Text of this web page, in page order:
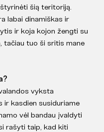
šią teritoriją.
labai dinamiškas ir
ir koja kojon žengti su
tačiau tuo ši sritis mane
vyksta
ir kasdien susiduriame
vėl bandau įvaldyti
rašyti taip, kad kiti